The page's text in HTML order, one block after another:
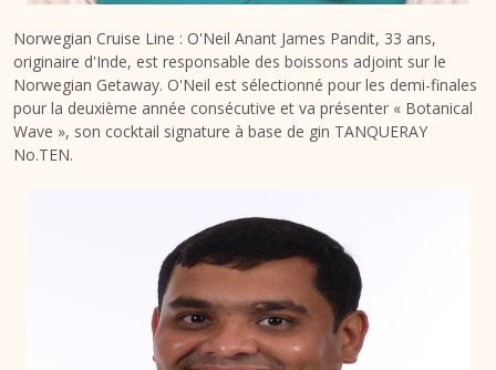
Norwegian Cruise Line : O'Neil Anant James Pandit, 33 ans,
originaire d'Inde, est responsable des boissons adjoint sur le
Norwegian Getaway. O'Neil est sélectionné pour les demi-finales
pour la deuxième année consécutive et va présenter « Botanical
Wave », son cocktail signature à base de gin TANQUERAY
No.TEN.